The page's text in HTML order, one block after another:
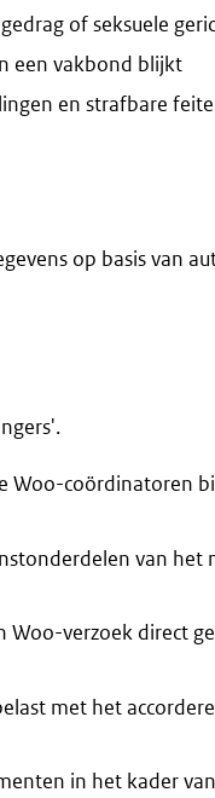
of seksuele
een vakbond blijkt
en strafbare
op basis van
Woo-coördinatoren
van het
Woo-verzoek direct
met het
in het kader